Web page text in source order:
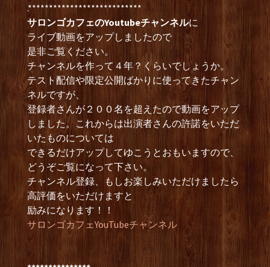
.***************************
サロンゴカフェのYoutubeチャンネルに
ライブ動画をアップしましたので
是非ご覧ください。
チャンネルを作って４年？くらいでしょうか。
テスト配信や限定公開ばかりに使ってきたチャン
ネルですが、
登録者さんが２００名を超えたので動画をアップ
しました。これからは出演者さんの許諾をいただ
いたものについては
できるだけアップしてゆこうとおもいますので、
どうぞご覧になって下さい。
チャンネル登録、もしお楽しみいただけましたら
高評価をいただけますと
励みになります！！
サロンゴカフェYouTubeチャンネル